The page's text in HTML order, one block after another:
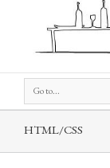
Go to...
HTML/CSS